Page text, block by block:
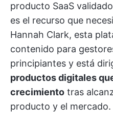
producto SaaS
es el recurso que
Hannah Clark, esta
contenido para
principiantes y está
productos digitales
crecimiento tras
producto y el mercado.